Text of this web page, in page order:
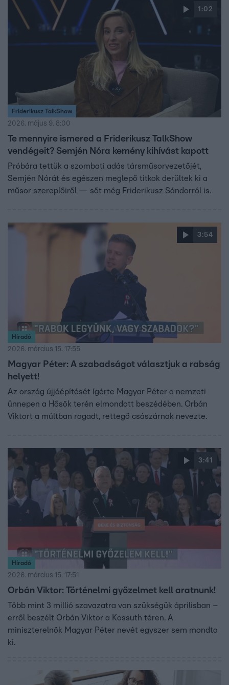
1:02
Friderikusz TalkShow
2026. május 9. 8:00
Te mennyire ismered a Friderikusz TalkShow
vendégeit? Semjén Nóra kemény kihívást kapott
Próbára tettük a szombati adás társműsorvezetőjét,
Semjén Nórát és egészen meglepő titkok derültek ki a
műsor szereplőiről — sőt még Friderikusz Sándorról is.
3:54
Híradó
2026. március 15. 17:55
Magyar Péter: A szabadságot választjuk a rabság
helyett!
Az ország újjáépítését ígérte Magyar Péter a nemzeti
ünnepen a Hősök terén elmondott beszédében. Orbán
Viktort a múltban ragadt, rettegő császárnak nevezte.
3:41
Híradó
2026. március 15. 17:51
Orbán Viktor: Történelmi győzelmet kell aratnunk!
Több mint 3 millió szavazatra van szükségük áprilisban –
erről beszélt Orbán Viktor a Kossuth téren. A
miniszterelnök Magyar Péter nevét egyszer sem mondta
ki.